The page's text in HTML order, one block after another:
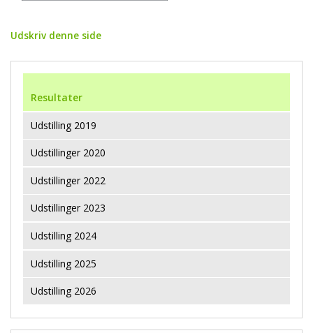
Udskriv denne side
Resultater
Udstilling 2019
Udstillinger 2020
Udstillinger 2022
Udstillinger 2023
Udstilling 2024
Udstilling 2025
Udstilling 2026